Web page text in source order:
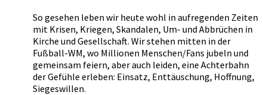
So gesehen leben wir heute wohl in aufregenden Zeiten
mit Krisen, Kriegen, Skandalen, Um- und Abbrüchen in
Kirche und Gesellschaft. Wir stehen mitten in der
Fußball-WM, wo Millionen Menschen/Fans jubeln und
gemeinsam feiern, aber auch leiden, eine Achterbahn
der Gefühle erleben: Einsatz, Enttäuschung, Hoffnung,
Siegeswillen.